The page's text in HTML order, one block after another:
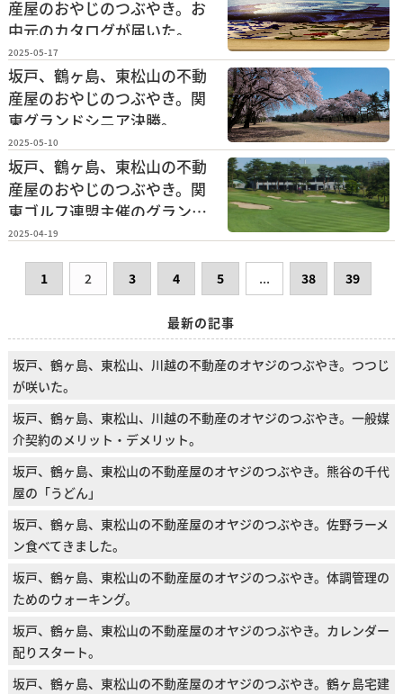
産屋のおやじのつぶやき。お
中元のカタログが届いた。
2025-05-17
坂戸、鶴ヶ島、東松山の不動
産屋のおやじのつぶやき。関
東グランドシニア決勝。
2025-05-10
坂戸、鶴ヶ島、東松山の不動
産屋のおやじのつぶやき。関
東ゴルフ連盟主催のグランド
シニア予選会。
2025-04-19
1 2 3 4 5 ... 38 39
最新の記事
坂戸、鶴ヶ島、東松山、川越の不動産のオヤジのつぶやき。つつじ
が咲いた。
坂戸、鶴ヶ島、東松山、川越の不動産のオヤジのつぶやき。一般媒
介契約のメリット・デメリット。
坂戸、鶴ヶ島、東松山の不動産屋のオヤジのつぶやき。熊谷の千代
屋の「うどん」
坂戸、鶴ヶ島、東松山の不動産屋のオヤジのつぶやき。佐野ラーメ
ン食べてきました。
坂戸、鶴ヶ島、東松山の不動産屋のオヤジのつぶやき。体調管理の
ためのウォーキング。
坂戸、鶴ヶ島、東松山の不動産屋のオヤジのつぶやき。カレンダー
配りスタート。
坂戸、鶴ヶ島、東松山の不動産屋のオヤジのつぶやき。鶴ヶ島宅建